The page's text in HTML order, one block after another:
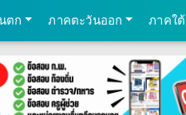
ตก ภาคตะวันออก ภาคใต้